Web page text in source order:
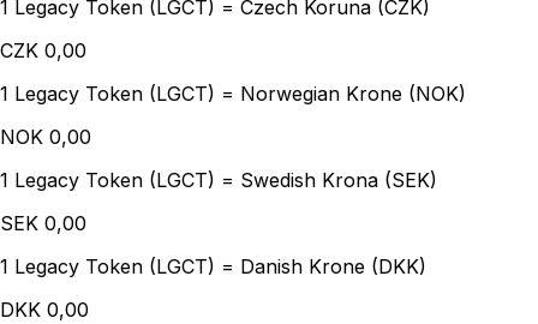
1 Legacy Token (LGCT) = Czech Koruna (CZK)
CZK 0,00
1 Legacy Token (LGCT) = Norwegian Krone (NOK)
NOK 0,00
1 Legacy Token (LGCT) = Swedish Krona (SEK)
SEK 0,00
1 Legacy Token (LGCT) = Danish Krone (DKK)
DKK 0,00